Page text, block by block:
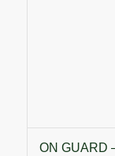
ON GUARD